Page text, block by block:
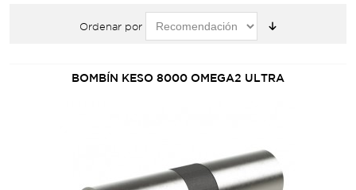
Ordenar por
BOMBÍN KESO 8000 OMEGA2 ULTRA